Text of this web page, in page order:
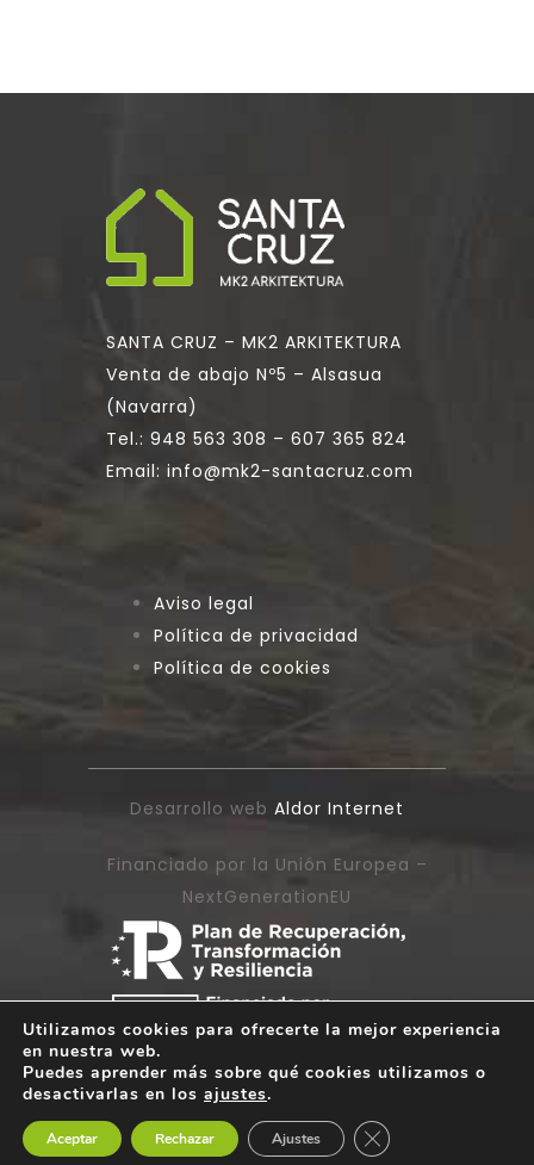
SANTA CRUZ – MK2 ARKITEKTURA
Venta de abajo Nº5 – Alsasua
(Navarra)
Tel.: 948 563 308 – 607 365 824
Email: info@mk2-santacruz.com
Aviso legal
Política de privacidad
Política de cookies
Desarrollo web Aldor Internet
Financiado por la Unión Europea –
NextGenerationEU
Utilizamos cookies para ofrecerte la mejor experiencia
en nuestra web.
Puedes aprender más sobre qué cookies utilizamos o
desactivarlas en los ajustes.
Aceptar Rechazar Ajustes Cerrar el banner de